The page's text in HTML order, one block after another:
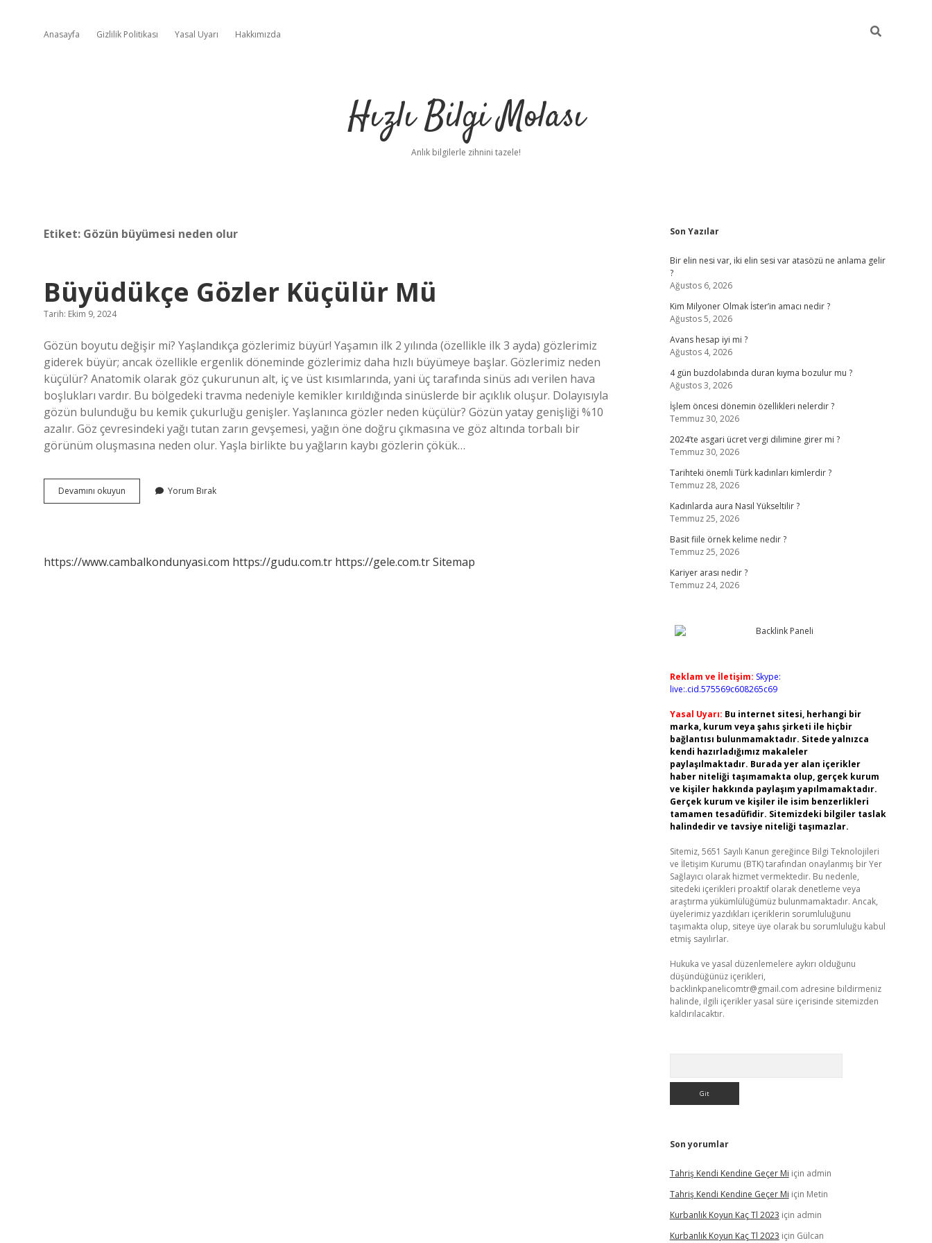
Anasayfa Gizlilik Politikası Yasal Uyarı Hakkımızda
Hızlı Bilgi Molası
Anlık bilgilerle zihnini tazele!
Etiket: Gözün büyümesi neden olur
Büyüdükçe Gözler Küçülür Mü
Tarih: Ekim 9, 2024
Gözün boyutu değişir mi? Yaşlandıkça gözlerimiz büyür! Yaşamın ilk 2 yılında (özellikle ilk 3 ayda) gözlerimiz
giderek büyür; ancak özellikle ergenlik döneminde gözlerimiz daha hızlı büyümeye başlar. Gözlerimiz neden
küçülür? Anatomik olarak göz çukurunun alt, iç ve üst kısımlarında, yani üç tarafında sinüs adı verilen hava
boşlukları vardır. Bu bölgedeki travma nedeniyle kemikler kırıldığında sinüslerde bir açıklık oluşur. Dolayısıyla
gözün bulunduğu bu kemik çukurluğu genişler. Yaşlanınca gözler neden küçülür? Gözün yatay genişliği %10
azalır. Göz çevresindeki yağı tutan zarın gevşemesi, yağın öne doğru çıkmasına ve göz altında torbalı bir
görünüm oluşmasına neden olur. Yaşla birlikte bu yağların kaybı gözlerin çökük…
Devamını okuyun Büyüdükçe
Gözler
Yorum Bırak
https://www.cambalkondunyasi.com https://gudu.com.tr https://gele.com.trSitemap
Sidebar
Son Yazılar
Bir elin nesi var, iki elin sesi var atasözü ne anlama gelir
?
Ağustos 6, 2026
Kim Milyoner Olmak İster’in amacı nedir ?
Ağustos 5, 2026
Avans hesap iyi mi ?
Ağustos 4, 2026
4 gün buzdolabında duran kıyma bozulur mu ?
Ağustos 3, 2026
İşlem öncesi dönemin özellikleri nelerdir ?
Temmuz 30, 2026
2024’te asgari ücret vergi dilimine girer mi ?
Temmuz 30, 2026
Tarihteki önemli Türk kadınları kimlerdir ?
Temmuz 28, 2026
Kadınlarda aura Nasıl Yükseltilir ?
Temmuz 25, 2026
Basit fiile örnek kelime nedir ?
Temmuz 25, 2026
Kariyer arası nedir ?
Temmuz 24, 2026
Reklam ve İletişim: Skype:
live:.cid.575569c608265c69
Yasal Uyarı: Bu internet sitesi, herhangi bir
marka, kurum veya şahıs şirketi ile hiçbir
bağlantısı bulunmamaktadır. Sitede yalnızca
kendi hazırladığımız makaleler
paylaşılmaktadır. Burada yer alan içerikler
haber niteliği taşımamakta olup, gerçek kurum
ve kişiler hakkında paylaşım yapılmamaktadır.
Gerçek kurum ve kişiler ile isim benzerlikleri
tamamen tesadüfidir. Sitemizdeki bilgiler taslak
halindedir ve tavsiye niteliği taşımazlar.
Sitemiz, 5651 Sayılı Kanun gereğince Bilgi Teknolojileri
ve İletişim Kurumu (BTK) tarafından onaylanmış bir Yer
Sağlayıcı olarak hizmet vermektedir. Bu nedenle,
sitedeki içerikleri proaktif olarak denetleme veya
araştırma yükümlülüğümüz bulunmamaktadır. Ancak,
üyelerimiz yazdıkları içeriklerin sorumluluğunu
taşımakta olup, siteye üye olarak bu sorumluluğu kabul
etmiş sayılırlar.
Hukuka ve yasal düzenlemelere aykırı olduğunu
düşündüğünüz içerikleri,
backlinkpanelicomtr@gmail.com adresine bildirmeniz
halinde, ilgili içerikler yasal süre içerisinde sitemizden
kaldırılacaktır.
Son yorumlar
Tahriş Kendi Kendine Geçer Mi için admin
Tahriş Kendi Kendine Geçer Mi için Metin
Kurbanlık Koyun Kaç Tl 2023 için admin
Kurbanlık Koyun Kaç Tl 2023 için Gülcan